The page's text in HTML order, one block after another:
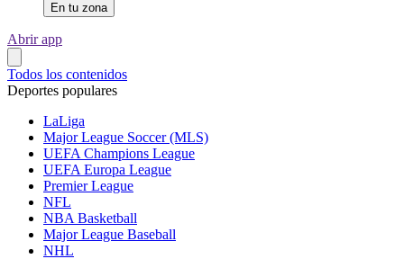
En tu zona
Abrir app
Todos los contenidos
Deportes populares
LaLiga
Major League Soccer (MLS)
UEFA Champions League
UEFA Europa League
Premier League
NFL
NBA Basketball
Major League Baseball
NHL